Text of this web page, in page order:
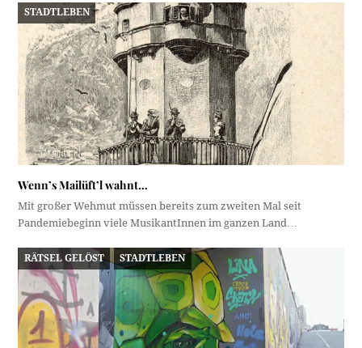
STADTLEBEN
Wenn’s Mailüft’l wahnt…
Mit großer Wehmut müssen bereits zum zweiten Mal seit
Pandemiebeginn viele MusikantInnen im ganzen Land…
RÄTSEL GELÖST STADTLEBEN